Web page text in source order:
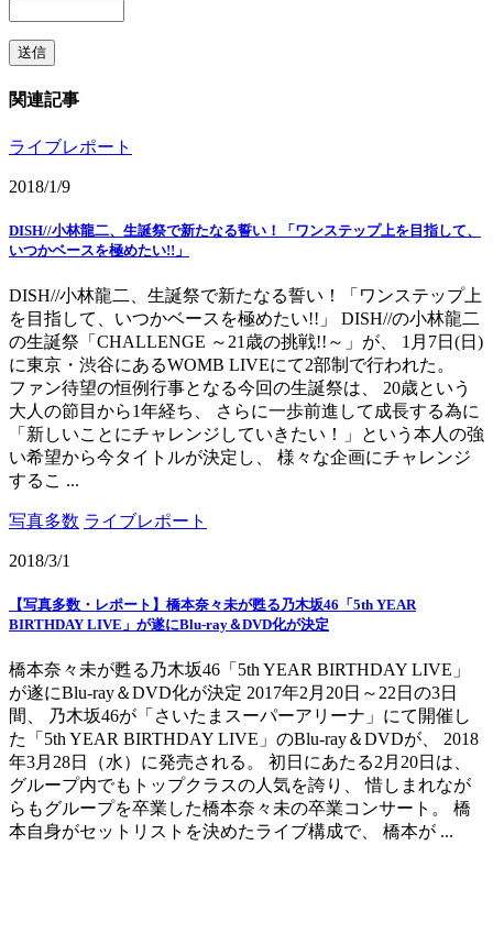
関連記事
ライブレポート
2018/1/9
DISH//小林龍二、生誕祭で新たなる誓い！「ワンステップ上を目指して、
いつかベースを極めたい!!」
DISH//小林龍二、生誕祭で新たなる誓い！「ワンステップ上
を目指して、いつかベースを極めたい!!」 DISH//の小林龍二
の生誕祭「CHALLENGE ～21歳の挑戦!!～」が、 1月7日(日)
に東京・渋谷にあるWOMB LIVEにて2部制で行われた。
ファン待望の恒例行事となる今回の生誕祭は、 20歳という
大人の節目から1年経ち、 さらに一歩前進して成長する為に
「新しいことにチャレンジしていきたい！」という本人の強
い希望から今タイトルが決定し、 様々な企画にチャレンジ
するこ ...
写真多数 ライブレポート
2018/3/1
【写真多数・レポート】橋本奈々未が甦る乃木坂46「5th YEAR
BIRTHDAY LIVE」が遂にBlu-ray＆DVD化が決定
橋本奈々未が甦る乃木坂46「5th YEAR BIRTHDAY LIVE」
が遂にBlu-ray＆DVD化が決定 2017年2月20日～22日の3日
間、 乃木坂46が「さいたまスーパーアリーナ」にて開催し
た「5th YEAR BIRTHDAY LIVE」のBlu-ray＆DVDが、 2018
年3月28日（水）に発売される。 初日にあたる2月20日は、
グループ内でもトップクラスの人気を誇り、 惜しまれなが
らもグループを卒業した橋本奈々未の卒業コンサート。 橋
本自身がセットリストを決めたライブ構成で、 橋本が ...